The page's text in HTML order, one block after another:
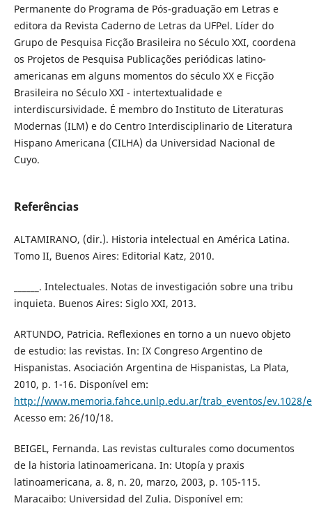
Permanente do Programa de Pós-graduação em Letras e
editora da Revista Caderno de Letras da UFPel. Líder do
Grupo de Pesquisa Ficção Brasileira no Século XXI, coordena
os Projetos de Pesquisa Publicações periódicas latino-
americanas em alguns momentos do século XX e Ficção
Brasileira no Século XXI - intertextualidade e
interdiscursividade. É membro do Instituto de Literaturas
Modernas (ILM) e do Centro Interdisciplinario de Literatura
Hispano Americana (CILHA) da Universidad Nacional de
Cuyo.
Referências
ALTAMIRANO, (dir.). Historia intelectual en América Latina.
Tomo II, Buenos Aires: Editorial Katz, 2010.
______. Intelectuales. Notas de investigación sobre una tribu
inquieta. Buenos Aires: Siglo XXI, 2013.
ARTUNDO, Patricia. Reflexiones en torno a un nuevo objeto
de estudio: las revistas. In: IX Congreso Argentino de
Hispanistas. Asociación Argentina de Hispanistas, La Plata,
2010, p. 1-16. Disponível em:
http://www.memoria.fahce.unlp.edu.ar/trab_eventos/ev.1028/
Acesso em: 26/10/18.
BEIGEL, Fernanda. Las revistas culturales como documentos
de la historia latinoamericana. In: Utopía y praxis
latinoamericana, a. 8, n. 20, marzo, 2003, p. 105-115.
Maracaibo: Universidad del Zulia. Disponível em: